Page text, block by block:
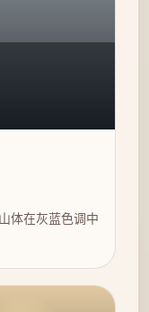
体在灰蓝色调中